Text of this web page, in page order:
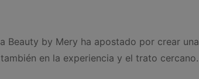
Beauty by Mery ha apostado por crear una
en la experiencia y el trato cercano.